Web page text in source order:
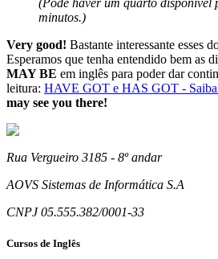
minutos.)
Very good! Bastante interessante esses
Esperamos que tenha entendido bem as
MAY BE em inglês para poder dar
leitura: HAVE GOT e HAS GOT - Saiba
may see you there!
Rua Vergueiro 3185 - 8º andar
AOVS Sistemas de Informática S.A
CNPJ 05.555.382/0001-33
Cursos de Inglês